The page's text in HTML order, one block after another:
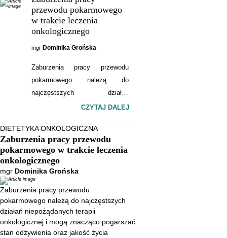
przewodu pokarmowego
w trakcie leczenia
onkologicznego
mgr Dominika Grońska
Zaburzenia pracy przewodu
pokarmowego należą do
najczęstszych działań
niepożądanych terapii
pogarszać stan odżywienia oraz
jakość życia pacjentów.
Nudności, biegunki, zaparcia czy
zapalenie błony śluzowej jamy
ustnej często utrudniają
realizację leczenia i zwiększają
ryzyko niedożywienia. Coraz
więcej badań wskazuje, że
odpowiednio dobrane
CZYTAJ DALEJ
DIETETYKA ONKOLOGICZNA
Zaburzenia pracy przewodu
pokarmowego w trakcie leczenia
onkologicznego
mgr Dominika Grońska
Zaburzenia pracy przewodu
pokarmowego należą do najczęstszych
działań niepożądanych terapii
onkologicznej i mogą znacząco pogarszać
stan odżywienia oraz jakość życia